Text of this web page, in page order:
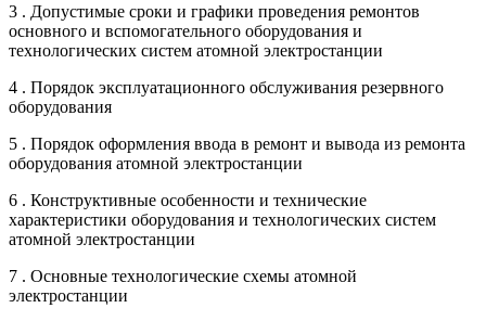
3 . Допустимые сроки и графики проведения ремонтов
основного и вспомогательного оборудования и
технологических систем атомной электростанции
4 . Порядок эксплуатационного обслуживания резервного
оборудования
5 . Порядок оформления ввода в ремонт и вывода из ремонта
оборудования атомной электростанции
6 . Конструктивные особенности и технические
характеристики оборудования и технологических систем
атомной электростанции
7 . Основные технологические схемы атомной
электростанции